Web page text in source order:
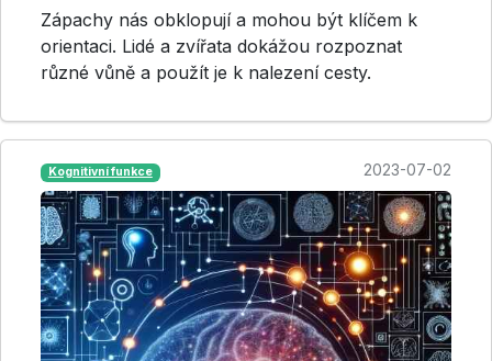
Zápachy nás obklopují a mohou být klíčem k
orientaci. Lidé a zvířata dokážou rozpoznat
různé vůně a použít je k nalezení cesty.
Kognitivní funkce 2023-07-02